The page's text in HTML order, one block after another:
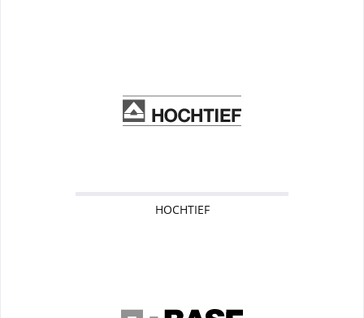
HOCHTIEF